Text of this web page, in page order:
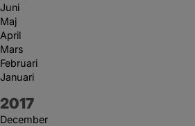
Juni
Maj
April
Mars
Februari
Januari
År:
2017
December